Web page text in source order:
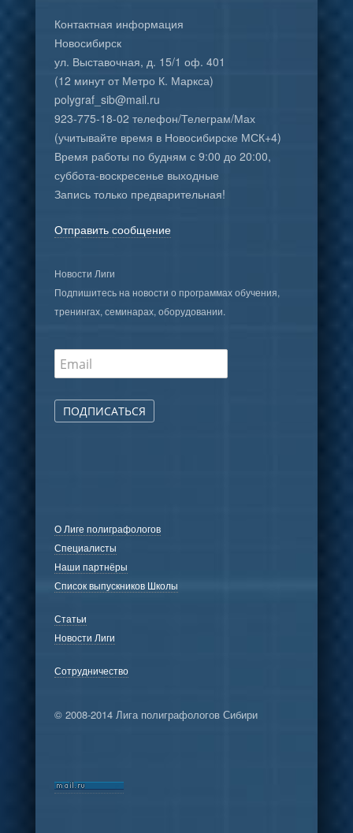
Контактная информация
Новосибирск
ул. Выставочная, д. 15/1 оф. 401
(12 минут от Метро К. Маркса)
polygraf_sib@mail.ru
923-775-18-02 телефон/Телеграм/Мах
(учитывайте время в Новосибирске МСК+4)
Время работы по будням с 9:00 до 20:00,
суббота-воскресенье выходные
Запись только предварительная!
Отправить сообщение
Новости Лиги
Подпишитесь на новости о программах обучения,
тренингах, семинарах, оборудовании.
ПОДПИСАТЬСЯ
О Лиге полиграфологов
Специалисты
Наши партнёры
Список выпускников Школы
Статьи
Новости Лиги
Сотрудничество
© 2008-2014 Лига полиграфологов Сибири